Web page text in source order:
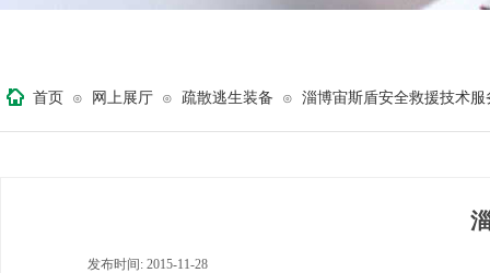
首页 ⊙ 网上展厅 ⊙ 疏散逃生装备 ⊙ 淄博宙斯盾安全救援技术服
发布时间: 2015-11-28